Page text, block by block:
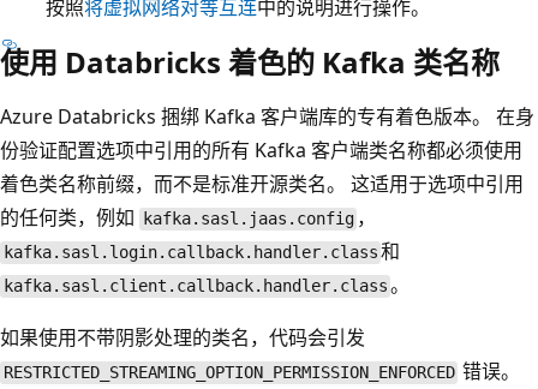
按照将虚拟网络对等互连中的说明进行操作。
使用 Databricks 着色的 Kafka 类名称
Azure Databricks 捆绑 Kafka 客户端库的专有着色版本。 在身
份验证配置选项中引用的所有 Kafka 客户端类名称都必须使用
着色类名称前缀，而不是标准开源类名。 这适用于选项中引用
的任何类，例如
kafka.sasl.jaas.config ，
kafka.sasl.login.callback.handler.class 和
kafka.sasl.client.callback.handler.class 。
如果使用不带阴影处理的类名，代码会引发
RESTRICTED_STREAMING_OPTION_PERMISSION_ENFORCED 错误。